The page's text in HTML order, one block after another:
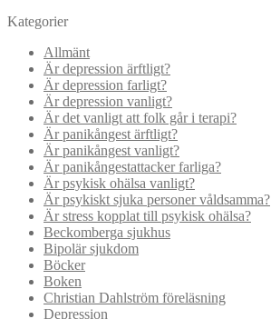
Kategorier
Allmänt
Är depression ärftligt?
Är depression farligt?
Är depression vanligt?
Är det vanligt att folk går i terapi?
Är panikångest ärftligt?
Är panikångest vanligt?
Är panikångestattacker farliga?
Är psykisk ohälsa vanligt?
Är psykiskt sjuka personer våldsamma?
Är stress kopplat till psykisk ohälsa?
Beckomberga sjukhus
Bipolär sjukdom
Böcker
Boken
Christian Dahlström föreläsning
Depression